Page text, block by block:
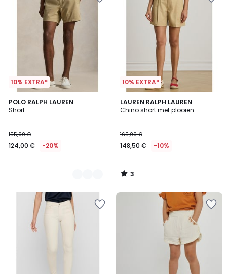
10% EXTRA*
POLO RALPH LAUREN
Short
155,00 €
124,00 € -20%
3
Kleuren
10% EXTRA*
LAUREN RALPH LAUREN
Chino short met plooien
165,00 €
148,50 € -10%
3
/
3
/